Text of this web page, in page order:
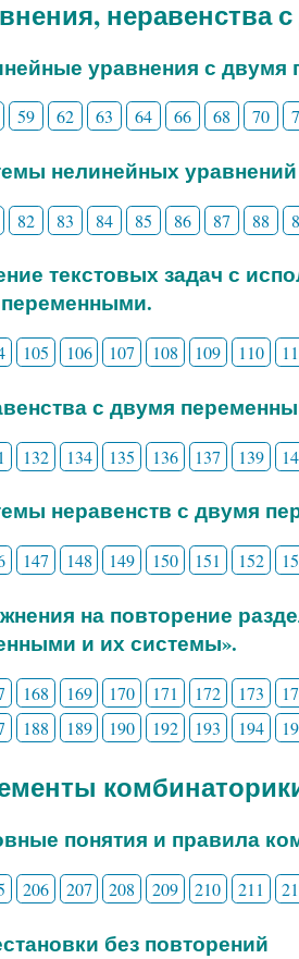
неравенства
уравнения с
59 62 63 64 66 68 70
нелинейных
82 83 84 85 86 87 88
текстовых задач с
105 106 107 108 109 110
с двумя
132 134 135 136 137 139
неравенств с двумя
147 148 149 150 151 152
на повторение
и их системы».
168 169 170 171 172 173
188 189 190 192 193 194
понятия и правила
206 207 208 209 210 211
без повторений